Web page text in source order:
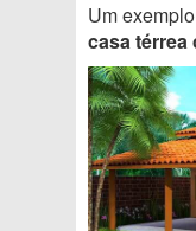
Um
casa térrea